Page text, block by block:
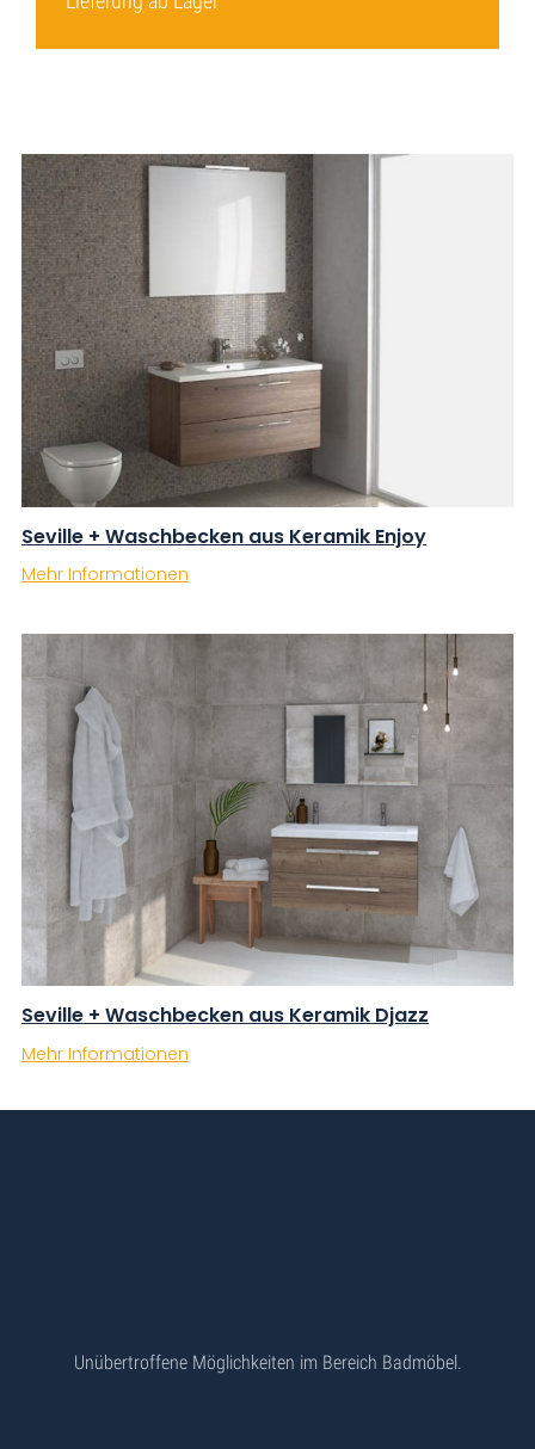
Seville + Waschbecken aus Keramik Enjoy
Mehr Informationen
Seville + Waschbecken aus Keramik Djazz
Mehr Informationen
Unübertroffene Möglichkeiten im Bereich Badmöbel.